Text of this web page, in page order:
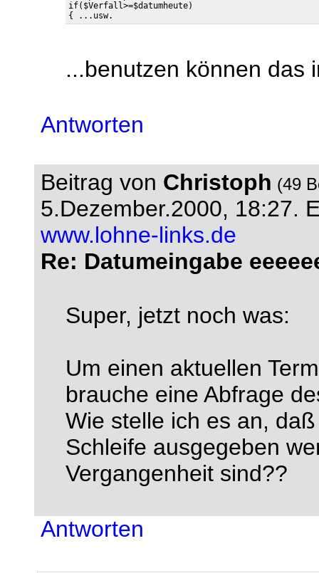
if($Verfall>=$datumheute)
...benutzen können das
Antworten
Beitrag von Christoph (49
5.Dezember.2000, 18:27.
www.lohne-links.de
Re: Datumeingabe
Super, jetzt noch was:
Um einen aktuellen
brauche eine Abfrage
Wie stelle ich es an,
Schleife ausgegeben
Vergangenheit sind??
Antworten